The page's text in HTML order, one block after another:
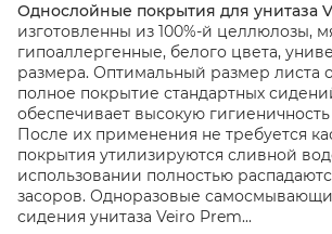
Однослойные покрытия для унитаза
изготовленны из 100%-й целлюлозы,
гипоаллергенные, белого цвета,
размера. Оптимальный размер листа
полное покрытие стандартных
обеспечивает высокую
После их применения не требуется
покрытия утилизируются сливной
использовании полностью
засоров. Одноразовые
сидения унитаза Veiro Prem...